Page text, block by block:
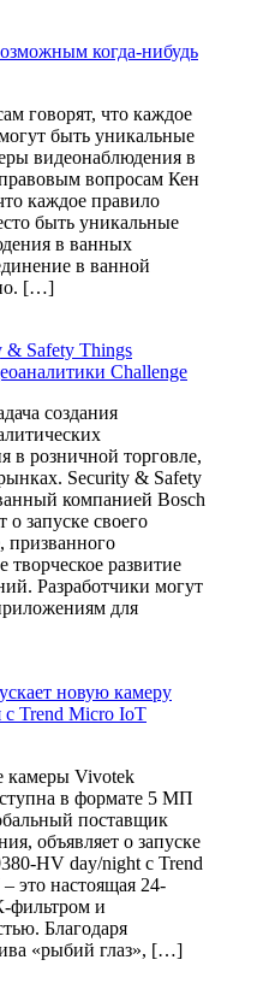
когда-нибудь
говорят, что каждое
быть уникальные
видеонаблюдения в
вопросам Кен
каждое правило
быть уникальные
в ванных
в ванной
[…]
& Safety Things
Challenge
создания
в розничной торговле,
Security & Safety
компанией Bosch
о запуске своего
призванного
творческое развитие
Разработчики могут
для
новую камеру
с Trend Micro IoT
камеры Vivotek
в формате 5 МП
поставщик
объявляет о запуске
HV day/night с Trend
это настоящая 24-
фильтром и
Благодаря
«рыбий глаз», […]